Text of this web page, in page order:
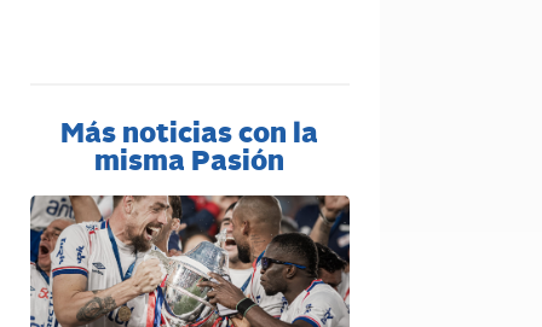
Más noticias con la
misma Pasión